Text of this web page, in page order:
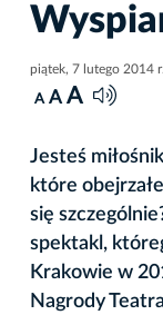
piątek, 7 lutego 2014 r.
A A A
Jesteś
które
się
spektakl,
Krakowie w
Nagrody